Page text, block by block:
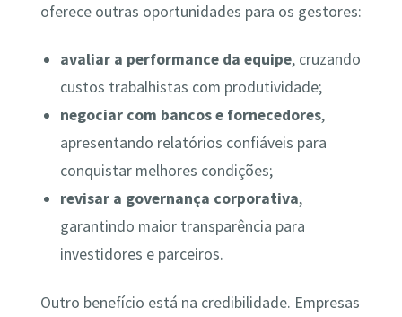
oferece outras oportunidades para os gestores:
avaliar a performance da equipe, cruzando
custos trabalhistas com produtividade;
negociar com bancos e fornecedores,
apresentando relatórios confiáveis para
conquistar melhores condições;
revisar a governança corporativa,
garantindo maior transparência para
investidores e parceiros.
Outro benefício está na credibilidade. Empresas